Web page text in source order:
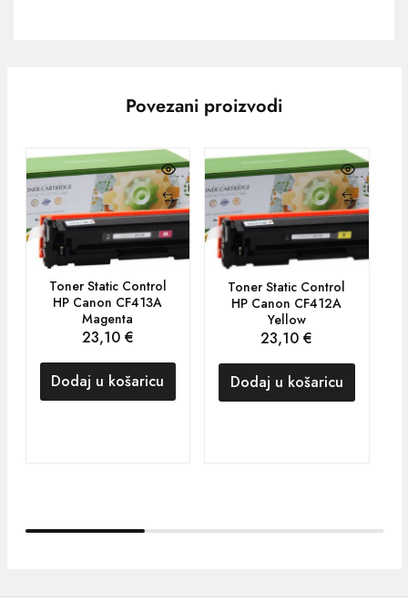
Povezani proizvodi
Toner Static Control
HP Canon CF413A
Magenta
23,10 €
Dodaj u košaricu
Toner Static Control
HP Canon CF412A
Yellow
23,10€
Dodaj u košaricu